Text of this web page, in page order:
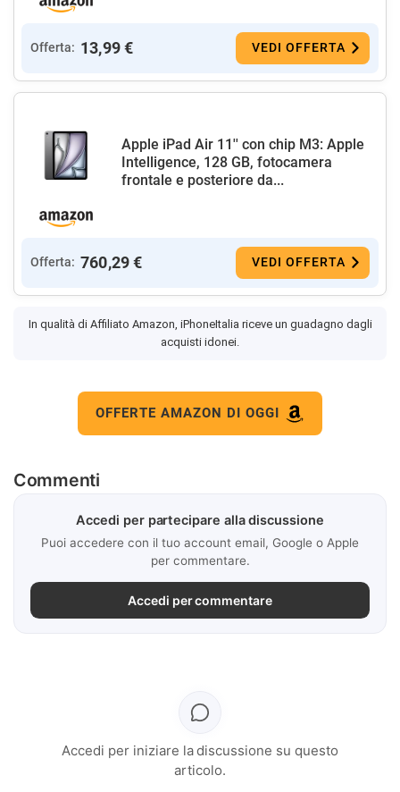
Offerta: 13,99 € VEDI OFFERTA
Apple iPad Air 11'' con chip M3: Apple
Intelligence, 128 GB, fotocamera
frontale e posteriore da...
Offerta: 760,29 € VEDI OFFERTA
In qualità di Affiliato Amazon, iPhoneItalia riceve un guadagno dagli
acquisti idonei.
OFFERTE AMAZON DI OGGI
Commenti
Accedi per partecipare alla discussione
Puoi accedere con il tuo account email, Google o Apple
per commentare.
Accedi per commentare
Accedi per iniziare la discussione su questo
articolo.